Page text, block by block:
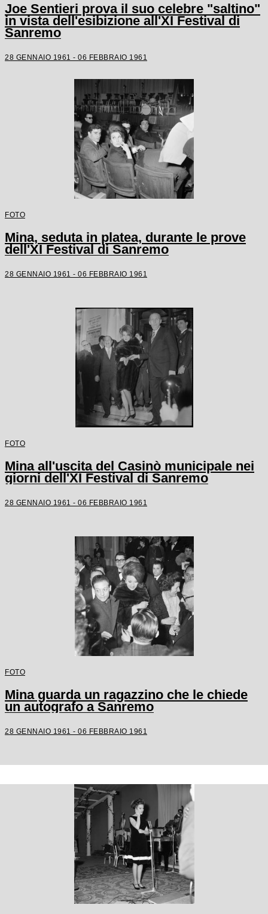
Joe Sentieri prova il suo celebre "saltino"
in vista dell'esibizione all'XI Festival di
Sanremo
28 GENNAIO 1961 - 06 FEBBRAIO 1961
FOTO
Mina, seduta in platea, durante le prove
dell'XI Festival di Sanremo
28 GENNAIO 1961 - 06 FEBBRAIO 1961
FOTO
Mina all'uscita del Casinò municipale nei
giorni dell'XI Festival di Sanremo
28 GENNAIO 1961 - 06 FEBBRAIO 1961
FOTO
Mina guarda un ragazzino che le chiede
un autografo a Sanremo
28 GENNAIO 1961 - 06 FEBBRAIO 1961